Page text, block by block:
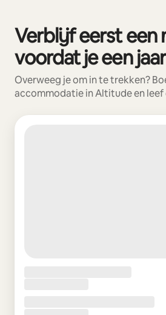
Verblijf eerst een
voordat je een
Overweeg je om in te trekken?
accommodatie in Altitude en leef
0 van 0 items weergegeven